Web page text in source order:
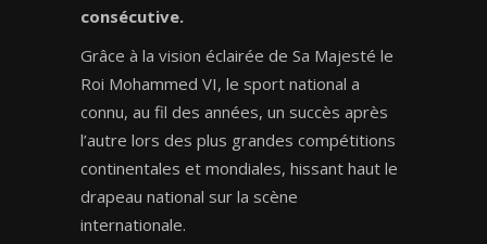
consécutive.
Grâce à la vision éclairée de Sa Majesté le
Roi Mohammed VI, le sport national a
connu, au fil des années, un succès après
l’autre lors des plus grandes compétitions
continentales et mondiales, hissant haut le
drapeau national sur la scène
internationale.